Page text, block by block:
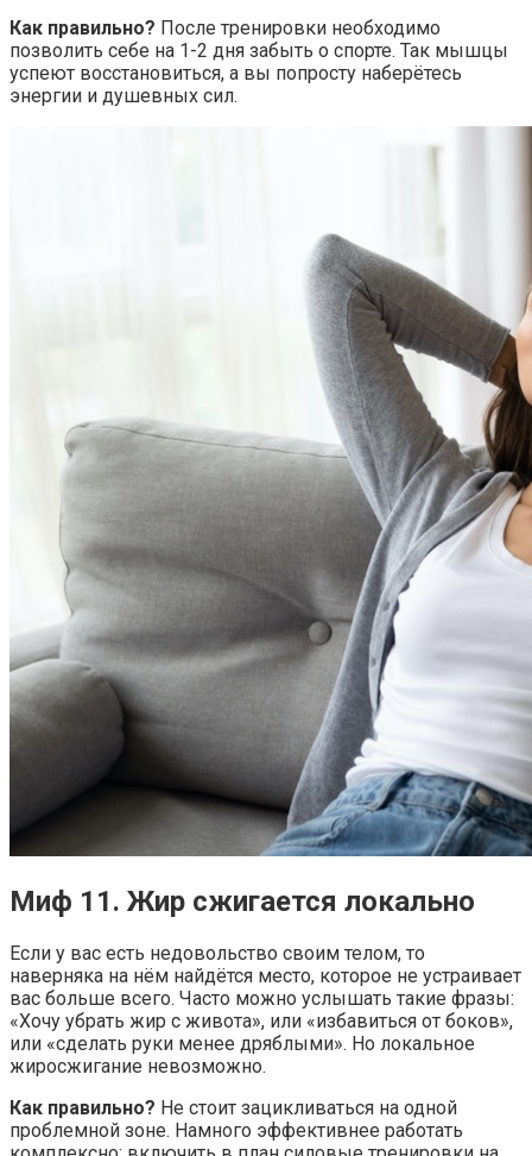
Как правильно? После тренировки необходимо
позволить себе на 1-2 дня забыть о спорте. Так мышцы
успеют восстановиться, а вы попросту наберётесь
энергии и душевных сил.
Миф 11. Жир сжигается локально
Если у вас есть недовольство своим телом, то
наверняка на нём найдётся место, которое не устраивает
вас больше всего. Часто можно услышать такие фразы:
«Хочу убрать жир с живота», или «избавиться от боков»,
или «сделать руки менее дряблыми». Но локальное
жиросжигание невозможно.
Как правильно? Не стоит зацикливаться на одной
проблемной зоне. Намного эффективнее работать